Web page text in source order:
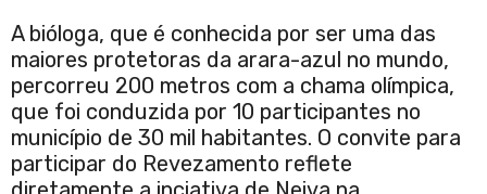
A bióloga, que é conhecida por ser uma das
maiores protetoras da arara-azul no mundo,
percorreu 200 metros com a chama olímpica,
que foi conduzida por 10 participantes no
município de 30 mil habitantes. O convite para
participar do Revezamento reflete